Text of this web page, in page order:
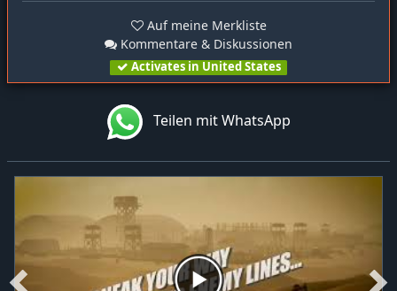
Auf meine Merkliste
Kommentare & Diskussionen
Activates in United States
Teilen mit WhatsApp